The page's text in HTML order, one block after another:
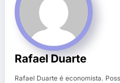
Rafael Duarte
Rafael Duarte é economista.